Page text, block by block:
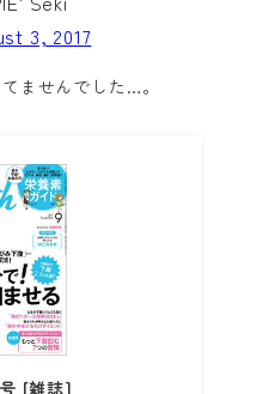
3, 2017
ませんでした…。
[雑誌]